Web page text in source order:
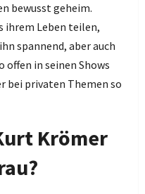
bewusst geheim.
ihrem Leben teilen,
spannend, aber auch
offen in seinen Shows
bei privaten Themen so
Krömer